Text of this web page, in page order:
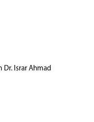
Dr. Israr Ahmad